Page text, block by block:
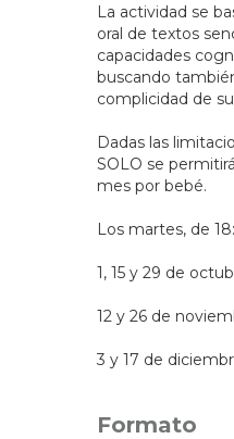
La actividad se
oral de textos
capacidades
buscando
complicidad de
Dadas las
SOLO se
mes por bebé.
Los martes, de
1, 15 y 29 de
12 y 26 de
3 y 17 de
Formato